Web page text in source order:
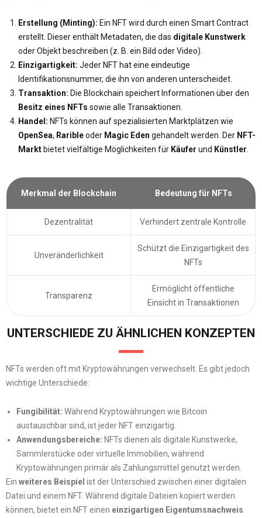
Erstellung (Minting): Ein NFT wird durch einen Smart Contract
erstellt. Dieser enthält Metadaten, die das digitale Kunstwerk
oder Objekt beschreiben (z. B. ein Bild oder Video).
Einzigartigkeit: Jeder NFT hat eine eindeutige
Identifikationsnummer, die ihn von anderen unterscheidet.
Transaktion: Die Blockchain speichert Informationen über den
Besitz eines NFTs sowie alle Transaktionen.
Handel: NFTs können auf spezialisierten Marktplätzen wie
OpenSea, Raribleoder Magic Eden gehandelt werden. Der NFT-
Markt bietet vielfältige Möglichkeiten für Käufer und Künstler
Merkmal der Blockchain Bedeutung für NFTs
Dezentralität Verhindert zentrale Kontrolle
Unveränderlichkeit
Schützt die Einzigartigkeit des
NFTs
Transparenz
Ermöglicht öffentliche
Einsicht in Transaktionen
UNTERSCHIEDE ZU ÄHNLICHEN KONZEPTEN
NFTs werden oft mit Kryptowährungen verwechselt. Es gibt jedoch
wichtige Unterschiede:
Fungibilität: Während Kryptowährungen wie Bitcoin
austauschbar sind, ist jeder NFT einzigartig.
Anwendungsbereiche: NFTs dienen als digitale Kunstwerke,
Sammlerstücke oder virtuelle Immobilien, während
Kryptowährungen primär als Zahlungsmittel genutzt werden.
Ein weiteres Beispiel ist der Unterschied zwischen einer digitalen
Datei und einem NFT. Während digitale Dateien kopiert werden
können, bietet ein NFT einen einzigartigen Eigentumsnachweis